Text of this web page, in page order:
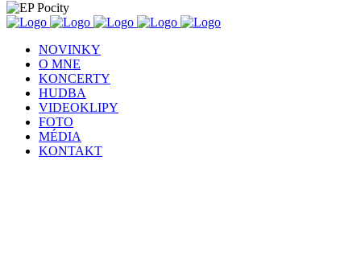
NOVINKY
O MNE
KONCERTY
HUDBA
VIDEOKLIPY
FOTO
MÉDIA
KONTAKT